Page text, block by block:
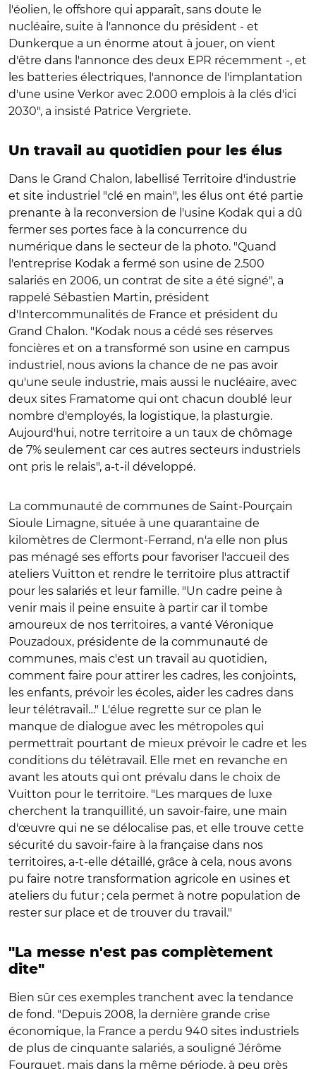
l'éolien, le offshore qui apparaît, sans doute le
nucléaire, suite à l'annonce du président - et
Dunkerque a un énorme atout à jouer, on vient
d'être dans l'annonce des deux EPR récemment -, et
les batteries électriques, l'annonce de l'implantation
d'une usine Verkor avec 2.000 emplois à la clés d'ici
2030", a insisté Patrice Vergriete.
Un travail au quotidien pour les élus
Dans le Grand Chalon, labellisé Territoire d'industrie
et site industriel "clé en main", les élus ont été partie
prenante à la reconversion de l'usine Kodak qui a dû
fermer ses portes face à la concurrence du
numérique dans le secteur de la photo. "Quand
l'entreprise Kodak a fermé son usine de 2.500
salariés en 2006, un contrat de site a été signé", a
rappelé Sébastien Martin, président
d'Intercommunalités de France et président du
Grand Chalon. "Kodak nous a cédé ses réserves
foncières et on a transformé son usine en campus
industriel, nous avions la chance de ne pas avoir
qu'une seule industrie, mais aussi le nucléaire, avec
deux sites Framatome qui ont chacun doublé leur
nombre d'employés, la logistique, la plasturgie.
Aujourd'hui, notre territoire a un taux de chômage
de 7% seulement car ces autres secteurs industriels
ont pris le relais", a-t-il développé.
La communauté de communes de Saint-Pourçain
Sioule Limagne, située à une quarantaine de
kilomètres de Clermont-Ferrand, n'a elle non plus
pas ménagé ses efforts pour favoriser l'accueil des
ateliers Vuitton et rendre le territoire plus attractif
pour les salariés et leur famille. "Un cadre peine à
venir mais il peine ensuite à partir car il tombe
amoureux de nos territoires, a vanté Véronique
Pouzadoux, présidente de la communauté de
communes, mais c'est un travail au quotidien,
comment faire pour attirer les cadres, les conjoints,
les enfants, prévoir les écoles, aider les cadres dans
leur télétravail…" L'élue regrette sur ce plan le
manque de dialogue avec les métropoles qui
permettrait pourtant de mieux prévoir le cadre et les
conditions du télétravail. Elle met en revanche en
avant les atouts qui ont prévalu dans le choix de
Vuitton pour le territoire. "Les marques de luxe
cherchent la tranquillité, un savoir-faire, une main
d'œuvre qui ne se délocalise pas, et elle trouve cette
sécurité du savoir-faire à la française dans nos
territoires, a-t-elle détaillé, grâce à cela, nous avons
pu faire notre transformation agricole en usines et
ateliers du futur ; cela permet à notre population de
rester sur place et de trouver du travail."
"La messe n'est pas complètement
dite"
Bien sûr ces exemples tranchent avec la tendance
de fond. "Depuis 2008, la dernière grande crise
économique, la France a perdu 940 sites industriels
de plus de cinquante salariés, a souligné Jérôme
Fourquet, mais dans la même période, à peu près